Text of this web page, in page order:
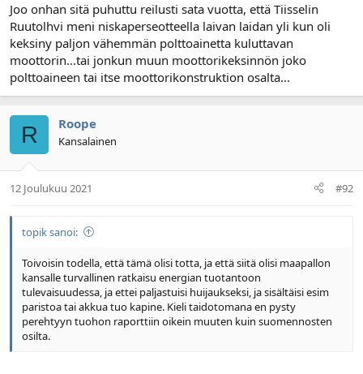
Joo onhan sitä puhuttu reilusti sata vuotta, että Tiisselin
Ruutolhvi meni niskaperseotteella laivan laidan yli kun oli
keksiny paljon vähemmän polttoainetta kuluttavan
moottorin...tai jonkun muun moottorikeksinnön joko
polttoaineen tai itse moottorikonstruktion osalta...
R Roope
Kansalainen
12 Joulukuu 2021 #92
topik sanoi:
Toivoisin todella, että tämä olisi totta, ja että siitä olisi maapallon
kansalle turvallinen ratkaisu energian tuotantoon
tulevaisuudessa, ja ettei paljastuisi huijaukseksi, ja sisältäisi esim
paristoa tai akkua tuo kapine. Kieli taidotomana en pysty
perehtyyn tuohon raporttiin oikein muuten kuin suomennosten
osilta.